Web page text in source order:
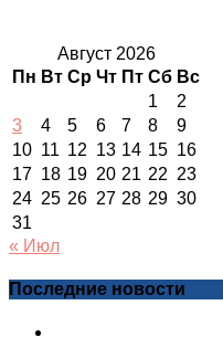
Август 2026
Пн Вт Ср Чт Пт Сб Вс
1
2
3
4 5 6 7 8
9
10 11 12 13 14 15 16
17 18 19 20 21 22 23
24 25 26 27 28 29 30
31
« Июл
Последние новости